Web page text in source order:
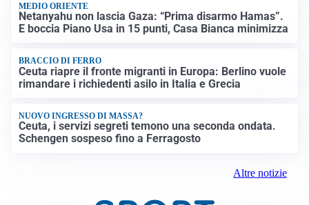
MEDIO ORIENTE
Netanyahu non lascia Gaza: “Prima disarmo Hamas”.
E boccia Piano Usa in 15 punti, Casa Bianca minimizza
BRACCIO DI FERRO
Ceuta riapre il fronte migranti in Europa: Berlino vuole
rimandare i richiedenti asilo in Italia e Grecia
NUOVO INGRESSO DI MASSA?
Ceuta, i servizi segreti temono una seconda ondata.
Schengen sospeso fino a Ferragosto
Altre notizie